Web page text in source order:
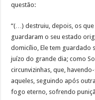
questão:
“(…) destruiu, depois, os
guardaram o seu estado
domicílio, Ele tem guardado
juízo do grande dia; como
circunvizinhas, que,
aqueles, seguindo após
fogo eterno, sofrendo